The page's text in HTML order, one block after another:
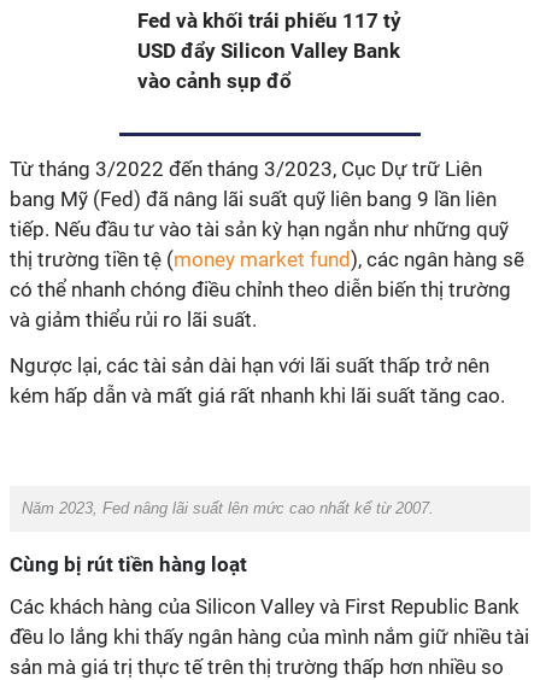
Fed và khối trái phiếu 117 tỷ
USD đẩy Silicon Valley Bank
vào cảnh sụp đổ
Từ tháng 3/2022 đến tháng 3/2023, Cục Dự trữ Liên
bang Mỹ (Fed) đã nâng lãi suất quỹ liên bang 9 lần liên
tiếp. Nếu đầu tư vào tài sản kỳ hạn ngắn như những quỹ
thị trường tiền tệ (money market fund), các ngân hàng sẽ
có thể nhanh chóng điều chỉnh theo diễn biến thị trường
và giảm thiểu rủi ro lãi suất.
Ngược lại, các tài sản dài hạn với lãi suất thấp trở nên
kém hấp dẫn và mất giá rất nhanh khi lãi suất tăng cao.
Năm 2023, Fed nâng lãi suất lên mức cao nhất kể từ 2007.
Cùng bị rút tiền hàng loạt
Các khách hàng của Silicon Valley và First Republic Bank
đều lo lắng khi thấy ngân hàng của mình nắm giữ nhiều tài
sản mà giá trị thực tế trên thị trường thấp hơn nhiều so